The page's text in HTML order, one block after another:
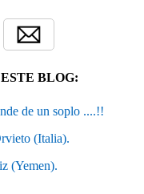
BLOG:
de un soplo ....!!
(Italia).
(Yemen).